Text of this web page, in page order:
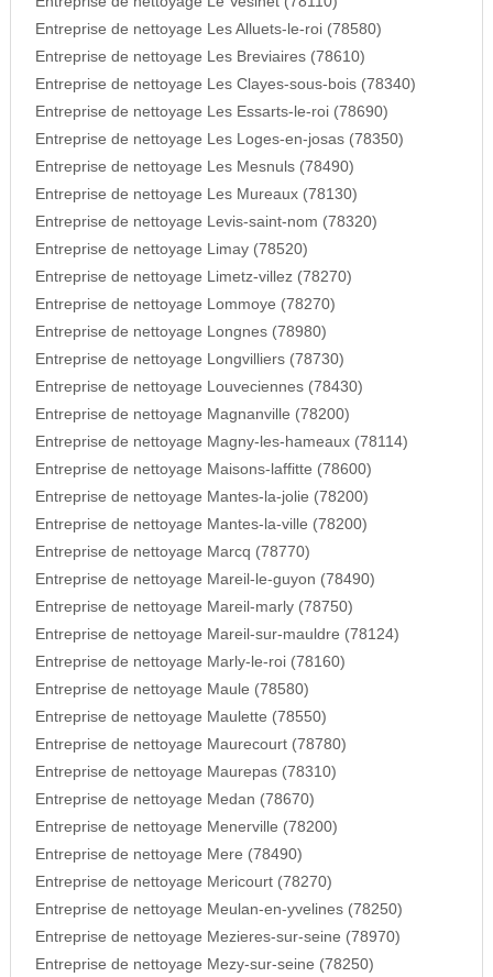
Entreprise de nettoyage Les Alluets-le-roi (78580)
Entreprise de nettoyage Les Breviaires (78610)
Entreprise de nettoyage Les Clayes-sous-bois (78340)
Entreprise de nettoyage Les Essarts-le-roi (78690)
Entreprise de nettoyage Les Loges-en-josas (78350)
Entreprise de nettoyage Les Mesnuls (78490)
Entreprise de nettoyage Les Mureaux (78130)
Entreprise de nettoyage Levis-saint-nom (78320)
Entreprise de nettoyage Limay (78520)
Entreprise de nettoyage Limetz-villez (78270)
Entreprise de nettoyage Lommoye (78270)
Entreprise de nettoyage Longnes (78980)
Entreprise de nettoyage Longvilliers (78730)
Entreprise de nettoyage Louveciennes (78430)
Entreprise de nettoyage Magnanville (78200)
Entreprise de nettoyage Magny-les-hameaux (78114)
Entreprise de nettoyage Maisons-laffitte (78600)
Entreprise de nettoyage Mantes-la-jolie (78200)
Entreprise de nettoyage Mantes-la-ville (78200)
Entreprise de nettoyage Marcq (78770)
Entreprise de nettoyage Mareil-le-guyon (78490)
Entreprise de nettoyage Mareil-marly (78750)
Entreprise de nettoyage Mareil-sur-mauldre (78124)
Entreprise de nettoyage Marly-le-roi (78160)
Entreprise de nettoyage Maule (78580)
Entreprise de nettoyage Maulette (78550)
Entreprise de nettoyage Maurecourt (78780)
Entreprise de nettoyage Maurepas (78310)
Entreprise de nettoyage Medan (78670)
Entreprise de nettoyage Menerville (78200)
Entreprise de nettoyage Mere (78490)
Entreprise de nettoyage Mericourt (78270)
Entreprise de nettoyage Meulan-en-yvelines (78250)
Entreprise de nettoyage Mezieres-sur-seine (78970)
Entreprise de nettoyage Mezy-sur-seine (78250)